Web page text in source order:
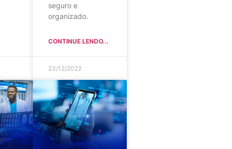
seguro e
organizado.
CONTINUE LENDO...
23/12/2022